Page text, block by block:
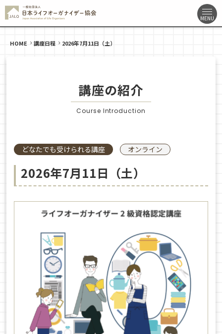
HOME 講座日程 2026年7月11日（土）
講座の紹介
Course Introduction
どなたでも受けられる講座 オンライン
2026年7月11日（土）